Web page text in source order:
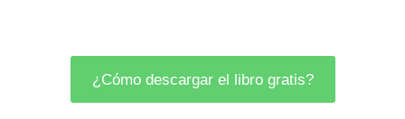
¿Cómo descargar el libro gratis?